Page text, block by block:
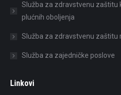
Služba za zdravstvenu zaštitu
plućnih oboljenja
Služba za zdravstvenu zaštitu
Služba za zajedničke poslove
Linkovi